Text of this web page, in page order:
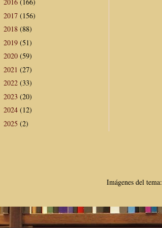
2017 (156)
2018 (88)
2019 (51)
2020 (59)
2021 (27)
2022 (33)
2023 (20)
2024 (12)
2025 (2)
Imágenes del tema: